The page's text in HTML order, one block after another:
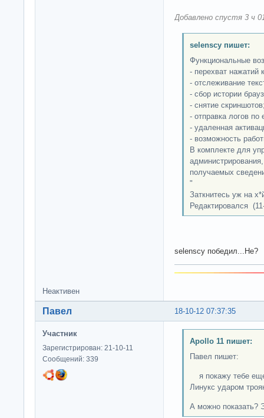
Добавлено спустя 3 ч
selenscy пишет:
Функциональные
- перехват нажатий
- отслеживание
- сбор истории
- снятие
- отправка логов по
- удаленная
- возможность
В комплекте для
получаемых
"
Заткнитесь уж на
Редактировался
selenscy победил...Не?
Неактивен
18-10-12 07:37:35
Павел
Участник
Зарегистрирован: 21-10-11
Сообщений: 339
Apollo 11 пишет:
Павел пишет:
я покажу тебе еще
Линукс ударом
А можно показать?